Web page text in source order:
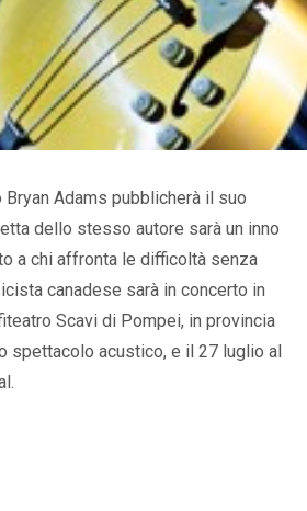
Adams pubblicherà il suo
dello stesso autore sarà un inno
a chi affronta le difficoltà senza
canadese sarà in concerto in
Scavi di Pompei, in provincia
spettacolo acustico, e il 27 luglio al